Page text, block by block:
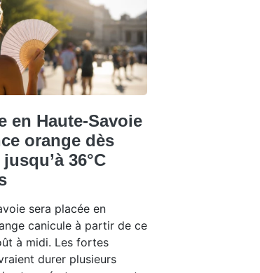
en Haute-Savoie
orange dès
36°C
sera placée en
canicule à partir de ce
à midi. Les fortes
durer plusieurs